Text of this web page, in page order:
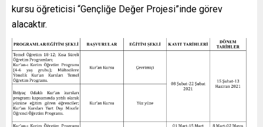
kursu öğreticisi “Gençliğe Değer Projesi”inde görev
alacaktır.